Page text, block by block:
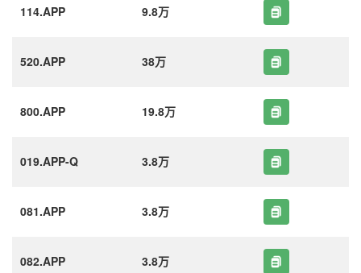
114.APP 9.8万
520.APP 38万
800.APP 19.8万
019.APP-Q 3.8万
081.APP 3.8万
082.APP 3.8万